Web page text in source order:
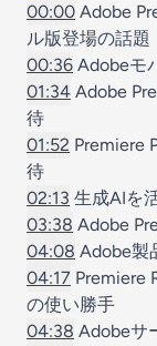
00:00 Adobe
ル版登場の話題
00:36 Adobeモ
01:34 Adobe
待
01:52 Premiere
待
02:13 生成AIを
03:38 Adobe
04:08 Adobe製
04:17 Premiere
の使い勝手
04:38 Adobeサ